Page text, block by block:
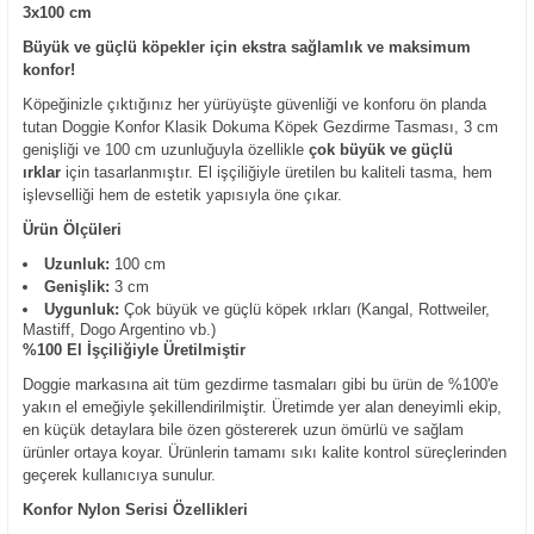
3x100 cm
Büyük ve güçlü köpekler için ekstra sağlamlık ve maksimum
konfor!
Köpeğinizle çıktığınız her yürüyüşte güvenliği ve konforu ön planda
tutan Doggie Konfor Klasik Dokuma Köpek Gezdirme Tasması, 3 cm
genişliği ve 100 cm uzunluğuyla özellikle çok büyük ve güçlü
ırklar için tasarlanmıştır. El işçiliğiyle üretilen bu kaliteli tasma, hem
işlevselliği hem de estetik yapısıyla öne çıkar.
Ürün Ölçüleri
Uzunluk: 100 cm
Genişlik: 3 cm
Uygunluk: Çok büyük ve güçlü köpek ırkları (Kangal, Rottweiler,
Mastiff, Dogo Argentino vb.)
%100 El İşçiliğiyle Üretilmiştir
Doggie markasına ait tüm gezdirme tasmaları gibi bu ürün de %100'e
yakın el emeğiyle şekillendirilmiştir. Üretimde yer alan deneyimli ekip,
en küçük detaylara bile özen göstererek uzun ömürlü ve sağlam
ürünler ortaya koyar. Ürünlerin tamamı sıkı kalite kontrol süreçlerinden
geçerek kullanıcıya sunulur.
Konfor Nylon Serisi Özellikleri